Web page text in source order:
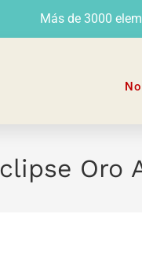
Más de 3000
Oro